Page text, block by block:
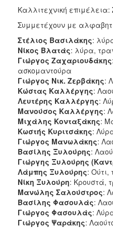
Καλλιτεχνική επιμέλεια:
Συμμετέχουν με
Στέλιος Βασιλάκης:
Νίκος Βλατάς: λύρα,
Γιώργος Ζαχαριουδάκης
ασκομαντούρα
Γιώργος Νικ. Ζερβάκης:
Κώστας Καλλέργης:
Λευτέρης Καλλέργης:
Μανούσος Καλλέργης:
Μιχάλης Κονταξάκης:
Κωστής Κυριτσάκης:
Γιώργος Μανωλάκης:
Βασίλης Ξυλούρης:
Γιώργης Ξυλούρης
Λάμπης Ξυλούρης: Ούτι,
Νίκη Ξυλούρη: Κρουστά,
Μανώλης Σαλούστρος:
Βασίλης Φασουλάς:
Γιώργος Φασουλάς:
Γιώργος Ψαράκης: